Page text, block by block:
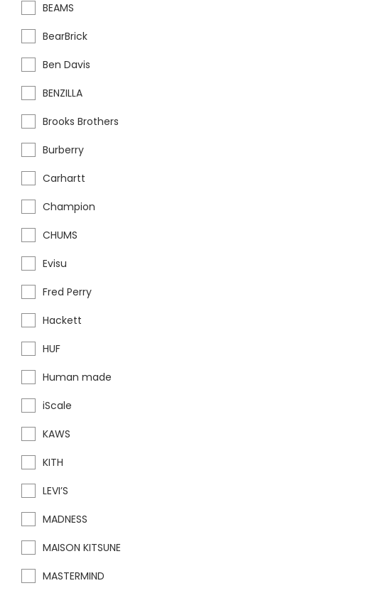
BEAMS
BearBrick
Ben Davis
BENZILLA
Brooks Brothers
Burberry
Carhartt
Champion
CHUMS
Evisu
Fred Perry
Hackett
HUF
Human made
iScale
KAWS
KITH
LEVI’S
MADNESS
MAISON KITSUNE
MASTERMIND